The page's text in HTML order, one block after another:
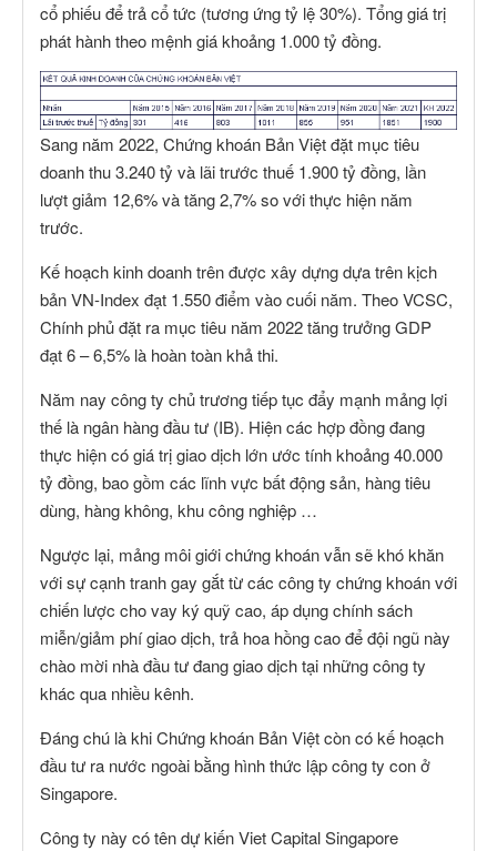
cổ phiếu để trả cổ tức (tương ứng tỷ lệ 30%). Tổng giá trị
phát hành theo mệnh giá khoảng 1.000 tỷ đồng.
Sang năm 2022, Chứng khoán Bản Việt đặt mục tiêu
doanh thu 3.240 tỷ và lãi trước thuế 1.900 tỷ đồng, lần
lượt giảm 12,6% và tăng 2,7% so với thực hiện năm
trước.
Kế hoạch kinh doanh trên được xây dựng dựa trên kịch
bản VN-Index đạt 1.550 điểm vào cuối năm. Theo VCSC,
Chính phủ đặt ra mục tiêu năm 2022 tăng trưởng GDP
đạt 6 – 6,5% là hoàn toàn khả thi.
Năm nay công ty chủ trương tiếp tục đẩy mạnh mảng lợi
thế là ngân hàng đầu tư (IB). Hiện các hợp đồng đang
thực hiện có giá trị giao dịch lớn ước tính khoảng 40.000
tỷ đồng, bao gồm các lĩnh vực bất động sản, hàng tiêu
dùng, hàng không, khu công nghiệp …
Ngược lại, mảng môi giới chứng khoán vẫn sẽ khó khăn
với sự cạnh tranh gay gắt từ các công ty chứng khoán với
chiến lược cho vay ký quỹ cao, áp dụng chính sách
miễn/giảm phí giao dịch, trả hoa hồng cao để đội ngũ này
chào mời nhà đầu tư đang giao dịch tại những công ty
khác qua nhiều kênh.
Đáng chú là khi Chứng khoán Bản Việt còn có kế hoạch
đầu tư ra nước ngoài bằng hình thức lập công ty con ở
Singapore.
Công ty này có tên dự kiến Viet Capital Singapore